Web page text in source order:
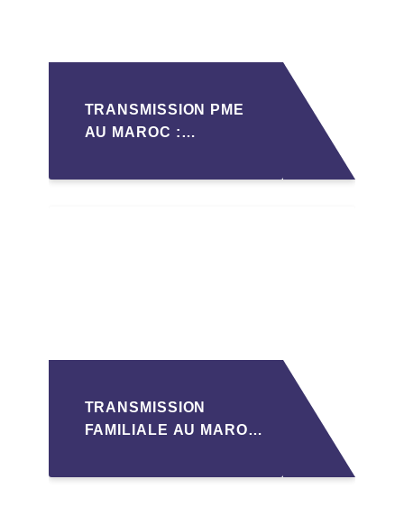
TRANSMISSION PME
AU MAROC :
POUR LES
TRANSMISSION
FAMILIALE AU MAROC
GOUVERNANCE POUR